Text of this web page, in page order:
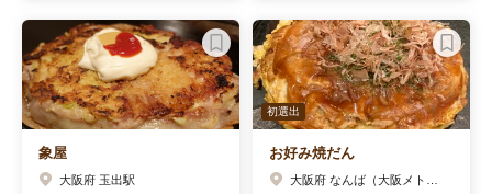
象屋
大阪府 玉出駅
初選出
お好み焼だん